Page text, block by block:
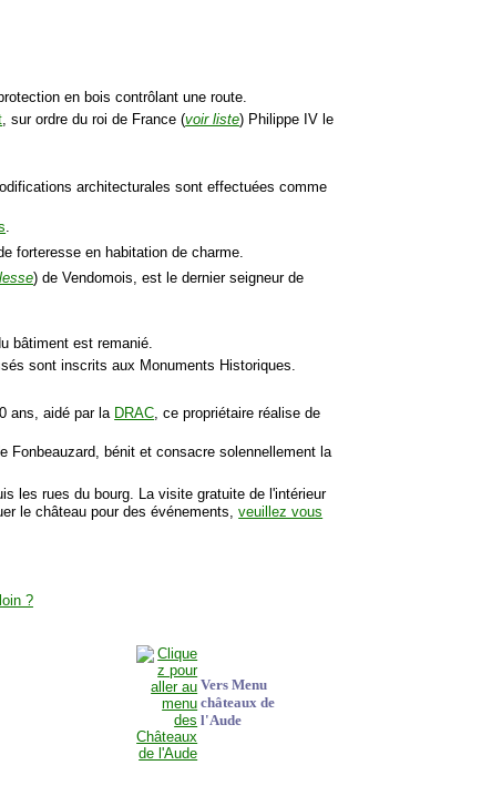
en bois contrôlant une route.
, sur ordre du roi de France (voir liste) Philippe IV le
architecturales sont effectuées comme
forteresse en habitation de charme.
) de Vendomois, est le dernier seigneur de
bâtiment est remanié.
sont inscrits aux Monuments Historiques.
ans, aidé par la DRAC, ce propriétaire réalise de
Fonbeauzard, bénit et consacre solennellement la
les rues du bourg. La visite gratuite de l'intérieur
le château pour des événements,veuillez vous
Vers Menu
châteaux de
l'Aude